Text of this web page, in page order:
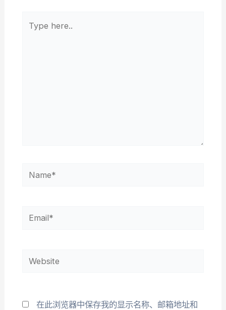
here..
Name*
Email*
Website
在此浏览器中保存我的显示名称、邮箱地址和